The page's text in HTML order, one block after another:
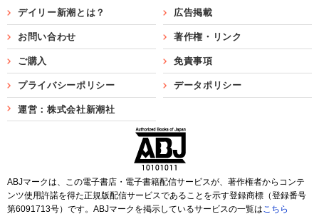
デイリー新潮とは？ 広告掲載
お問い合わせ 著作権・リンク
ご購入 免責事項
プライバシーポリシー データポリシー
運営：株式会社新潮社
ABJマークは、この電子書店・電子書籍配信サービスが、著作権者からコンテ
ンツ使用許諾を得た正規版配信サービスであることを示す登録商標（登録番号
第6091713号）です。ABJマークを掲示しているサービスの一覧はこちら